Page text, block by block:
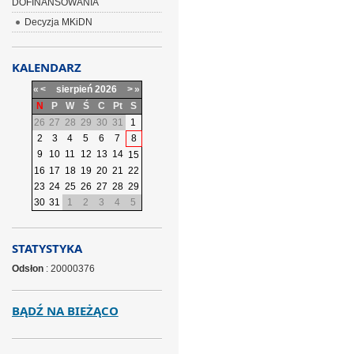
DOFINANSOWANIA
Decyzja MKiDN
KALENDARZ
« < sierpień 2026 >»
N
P W Ś C Pt
S
26 27 28 29 30 31
1
2
3 4 5 6 7
8
9
10 11 12 13 14 15
16 17 18 19 20 21 22
23 24 25 26 27 28 29
30 31 1 2 3 4 5
STATYSTYKA
Odsłon: 20000376
BĄDŹ NA BIEŻĄCO